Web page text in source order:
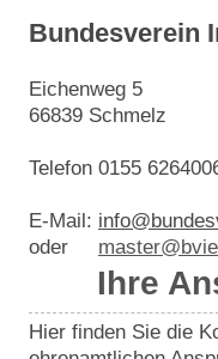
Bundesverein
Eichenweg 5
66839 Schmelz
Telefon 0155
E-Mail:
oder
Ihre
Hier finden Sie die